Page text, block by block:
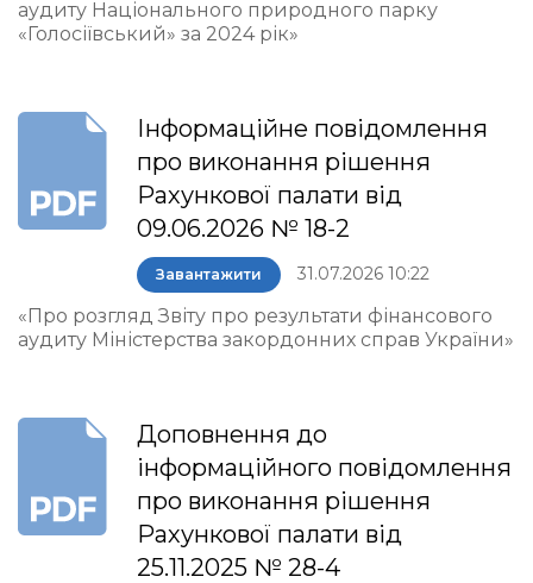
аудиту Національного природного парку
«Голосіївський» за 2024 рік»
Інформаційне повідомлення
про виконання рішення
Рахункової палати від
09.06.2026 № 18-2
Завантажити 31.07.2026 10:22
«Про розгляд Звіту про результати фінансового
аудиту Міністерства закордонних справ України»
Доповнення до
інформаційного повідомлення
про виконання рішення
Рахункової палати від
25.11.2025 № 28-4